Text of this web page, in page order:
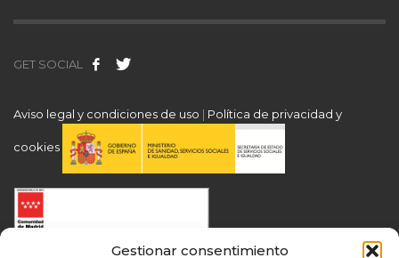
Gestionar consentimiento
GET SOCIAL
Aviso legal y condiciones de uso | Política de privacidad y
cookies